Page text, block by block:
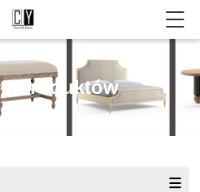
Produktów